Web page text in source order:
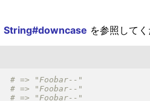
String#downcase を参照してく